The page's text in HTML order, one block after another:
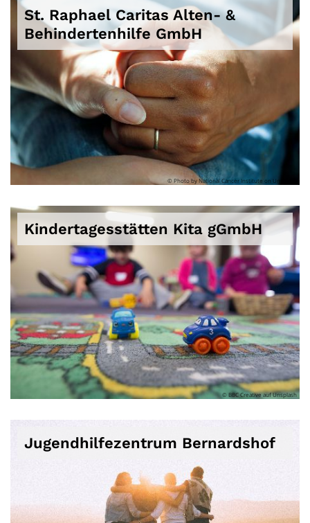
St. Raphael Caritas Alten- &
Behindertenhilfe GmbH
© Photo by National Cancer Institute on Unsplash
Kindertagesstätten Kita gGmbH
© BBC Creative auf Unsplash
Jugendhilfezentrum Bernardshof